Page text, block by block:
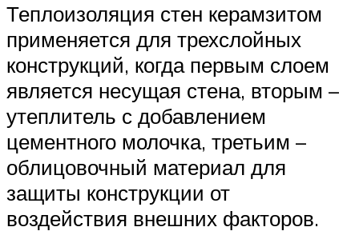
Теплоизоляция стен керамзитом
применяется для трехслойных
конструкций, когда первым слоем
является несущая стена, вторым –
утеплитель с добавлением
цементного молочка, третьим –
облицовочный материал для
защиты конструкции от
воздействия внешних факторов.